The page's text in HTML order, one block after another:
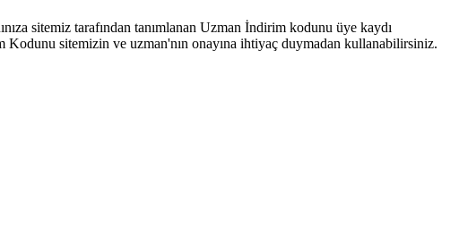
sitemiz tarafından tanımlanan Uzman İndirim kodunu üye kaydı
sitemizin ve uzman'nın onayına ihtiyaç duymadan kullanabilirsiniz.